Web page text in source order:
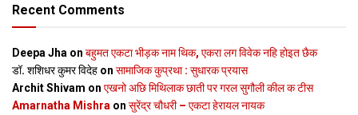
Recent Comments
Deepa Jha on बहुमत एकटा भीड़क नाम थिक, एकरा लग विवेक नहि होइत छैक
डॉ. शशिधर कुमर विदेह on सामाजिक कुप्रथा : सुधारक प्रयास
Archit Shivam on एखनो अछि मिथिलाक छाती पर गरल सुगौली कील क टीस
Amarnatha Mishra on सुरेंद्र चौधरी – एकटा हेरायल नायक